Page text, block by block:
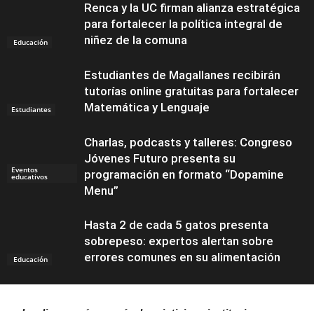
Educación
Renca y la UC firman alianza estratégica
para fortalecer la política integral de
niñez de la comuna
Estudiantes
Estudiantes de Magallanes recibirán
tutorías online gratuitas para fortalecer
Matemática y Lenguaje
Eventos
educativos
Charlas, podcasts y talleres: Congreso
Jóvenes Futuro presenta su
programación en formato “Dopamine
Menu”
Educación
Hasta 2 de cada 5 gatos presenta
sobrepeso: expertos alertan sobre
errores comunes en su alimentación